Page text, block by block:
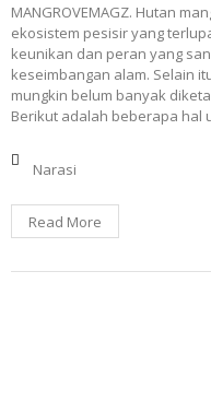
MANGROVEMAGZ. Hutan
ekosistem pesisir yang
keunikan dan peran yang
keseimbangan alam. Selain
mungkin belum banyak
Berikut adalah beberapa hal
Narasi
Read More